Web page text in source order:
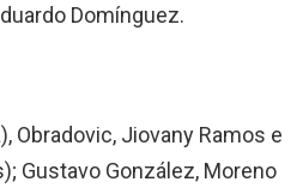
Domínguez.
Obradovic, Jiovany Ramos e
Gustavo González, Moreno